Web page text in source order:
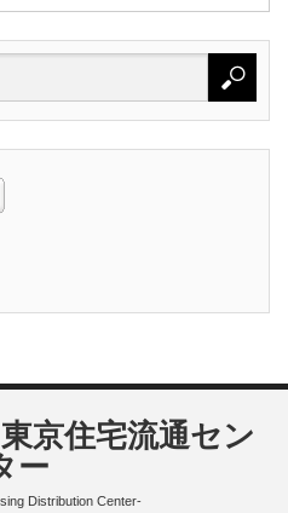
京住宅流通セン
ー
Distribution Center-